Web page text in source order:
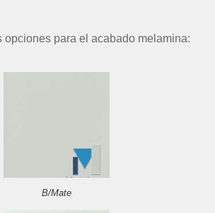
opciones para el acabado melamina:
B/Mate